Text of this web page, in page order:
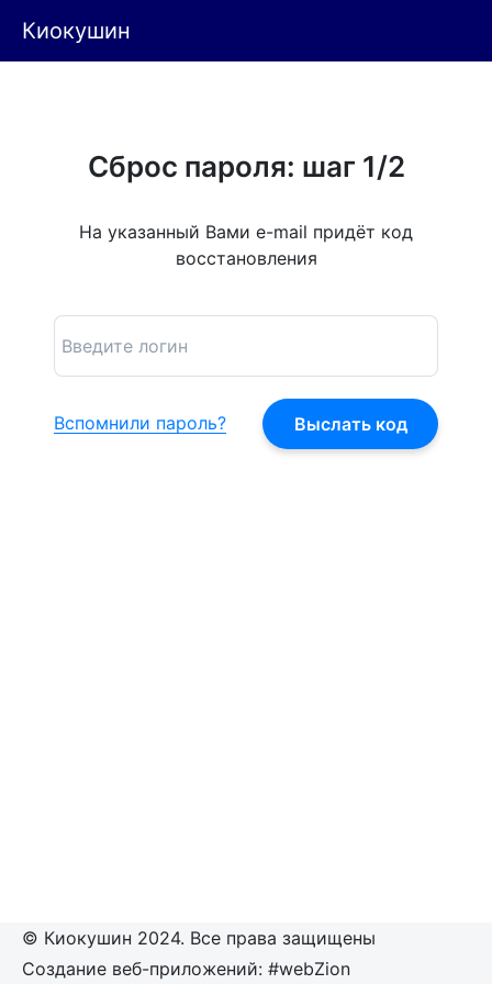
Киокушин
Сброс пароля: шаг 1/2
На указанный Вами e-mail придёт код
восстановления
Вспомнили пароль?
© Киокушин 2024. Все права защищены
Создание веб-приложений: #webZion